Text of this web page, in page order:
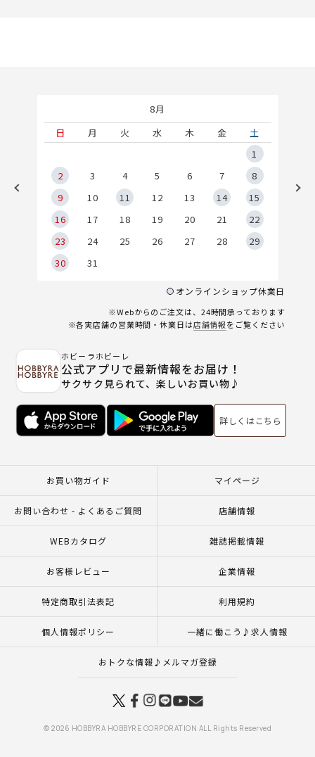
8月
日
月 火 水 木 金
土
1
2
3 4 5 6 7
8
9
10 11 12 13 14
15
16
17 18 19 20 21
22
23
24 25 26 27 28
29
30
31
オンラインショップ休業日
※Webからのご注文は、24時間承っております
※各実店舗の営業時間・休業日は店舗情報をご覧ください
ホビーラホビーレ
公式アプリで最新情報をお届け！
サクサク見られて、楽しいお買い物♪
詳しくはこちら
お買い物ガイド マイページ
お問い合わせ - よくあるご質問 店舗情報
WEBカタログ 雑誌掲載情報
お客様レビュー 企業情報
特定商取引法表記 利用規約
個人情報ポリシー 一緒に働こう♪求人情報
おトクな情報♪メルマガ登録
© 2026 HOBBYRA HOBBYRE CORPORATION ALL Rights Reserved